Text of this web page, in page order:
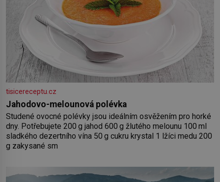
tisicereceptu.cz
Jahodovo-melounová polévka
Studené ovocné polévky jsou ideálním osvěžením pro horké
dny. Potřebujete 200 g jahod 600 g žlutého melounu 100 ml
sladkého dezertního vína 50 g cukru krystal 1 lžíci medu 200
g zakysané sm